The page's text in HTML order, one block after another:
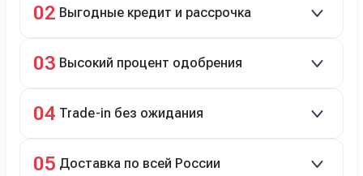
подержанные авто.
02 Выгодные кредит и рассрочка
рассрочка 0% на 2 года при первом взносе 35–50%.
03 Высокий процент одобрения
04 Trade-in без ожидания
05 Доставка по всей России